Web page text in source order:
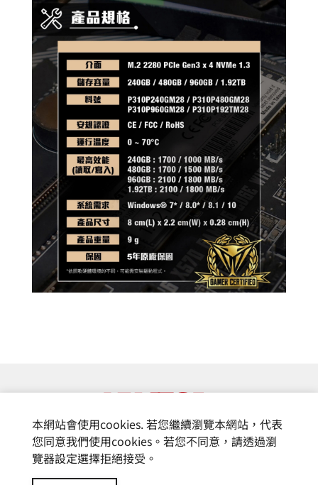
本網站會使用cookies. 若您繼續瀏覽本網站，代表
您同意我們使用cookies。若您不同意，請透過瀏
覽器設定選擇拒絕接受。